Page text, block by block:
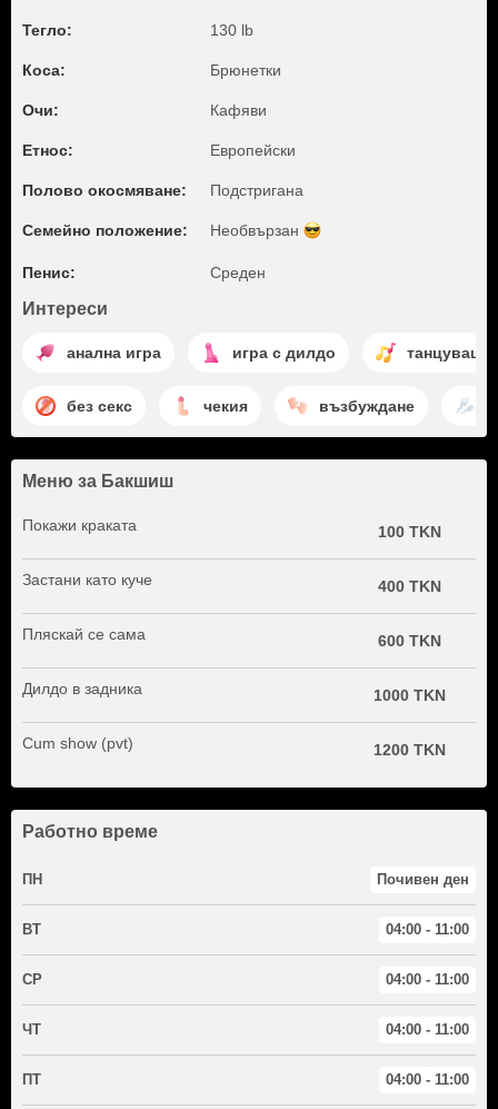
Тегло: 130 lb
Коса: Брюнетки
Очи: Кафяви
Етнос: Европейски
Полово окосмяване: Подстригана
Семейно положение: Необвързан
Пенис: Среден
Интереси
анална игра игра с дилдо танцуваща
без секс чекия възбуждане
Меню за Бакшиш
Покажи краката 100 TKN
Застани като куче 400 TKN
Пляскай се сама 600 TKN
Дилдо в задника 1000 TKN
Cum show (pvt) 1200 TKN
Работно време
ПН Почивен ден
ВТ 04:00 - 11:00
СР 04:00 - 11:00
ЧТ 04:00 - 11:00
ПТ 04:00 - 11:00